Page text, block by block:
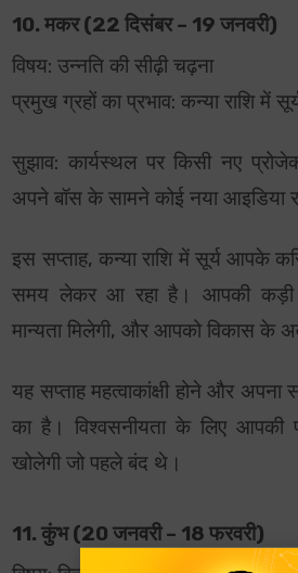
10. मकर (22 दिसंबर – 19 जनवरी)
विषय: उन्नति की सीढ़ी चढ़ना
प्रमुख ग्रहों का प्रभाव: कन्या राशि में
सुझाव: कार्यस्थल पर किसी नए
अपने बॉस के सामने कोई नया आइडिया
इस सप्ताह, कन्या राशि में सूर्य आपके
समय लेकर आ रहा है। आपकी कड़ी
मान्यता मिलेगी, और आपको विकास के
यह सप्ताह महत्वाकांक्षी होने और
का है। विश्वसनीयता के लिए आपकी
खोलेगी जो पहले बंद थे।
11. कुंभ (20 जनवरी – 18 फरवरी)